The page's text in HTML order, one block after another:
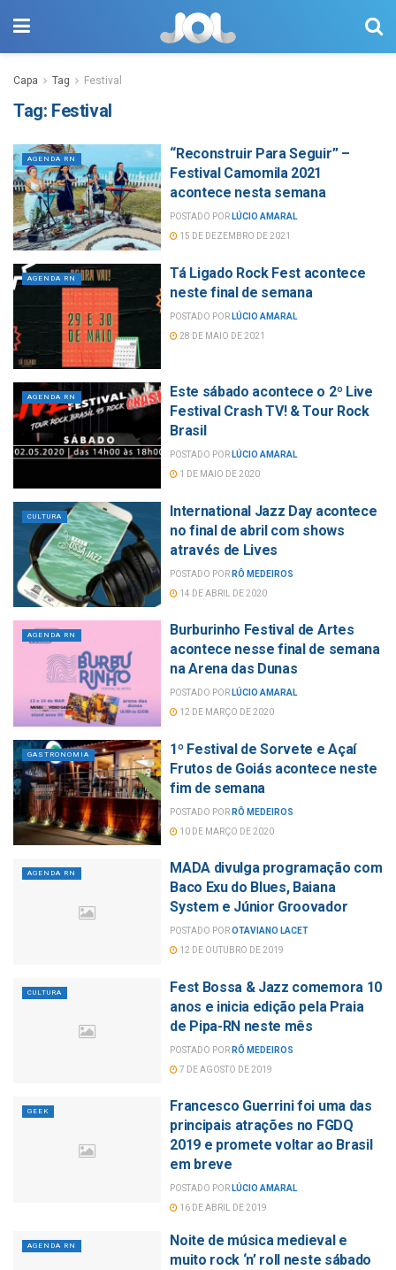
Capa Tag Festival
Tag: Festival
AGENDA RN
“Reconstruir Para Seguir” –
Festival Camomila 2021
acontece nesta semana
POSTADO POR LÚCIO AMARAL
15 DE DEZEMBRO DE 2021
AGENDA RN
Tá Ligado Rock Fest acontece
neste final de semana
POSTADO POR LÚCIO AMARAL
28 DE MAIO DE 2021
AGENDA RN
Este sábado acontece o 2º Live
Festival Crash TV! & Tour Rock
Brasil
POSTADO POR LÚCIO AMARAL
1 DE MAIO DE 2020
CULTURA
International Jazz Day acontece
no final de abril com shows
através de Lives
POSTADO POR RÔ MEDEIROS
14 DE ABRIL DE 2020
AGENDA RN
Burburinho Festival de Artes
acontece nesse final de semana
na Arena das Dunas
POSTADO POR LÚCIO AMARAL
12 DE MARÇO DE 2020
GASTRONOMIA
1º Festival de Sorvete e Açaí
Frutos de Goiás acontece neste
fim de semana
POSTADO POR RÔ MEDEIROS
10 DE MARÇO DE 2020
AGENDA RN
MADA divulga programação com
Baco Exu do Blues, Baiana
System e Júnior Groovador
POSTADO POROTAVIANO LACET
12 DE OUTUBRO DE 2019
CULTURA
Fest Bossa & Jazz comemora 10
anos e inicia edição pela Praia
de Pipa-RN neste mês
POSTADO POR RÔ MEDEIROS
7 DE AGOSTO DE 2019
GEEK
Francesco Guerrini foi uma das
principais atrações no FGDQ
2019 e promete voltar ao Brasil
em breve
POSTADO POR LÚCIO AMARAL
16 DE ABRIL DE 2019
AGENDA RN
Noite de música medieval e
muito rock ‘n’ roll neste sábado